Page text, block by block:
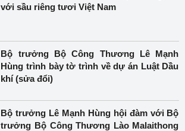
với sầu riêng tươi Việt Nam
Bộ trưởng Bộ Công Thương Lê Mạnh
Hùng trình bày tờ trình về dự án Luật Dầu
khí (sửa đổi)
Bộ trưởng Lê Mạnh Hùng hội đàm với Bộ
trưởng Bộ Công Thương Lào Malaithong